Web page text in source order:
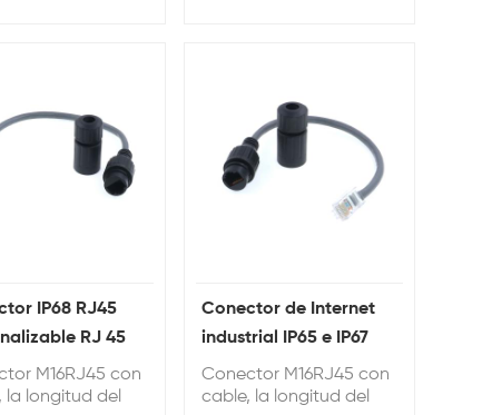
IP68 RJ45
RJ 45
M16RJ45 con
la longitud del
Conector de Internet
industrial IP65 e IP67
M16 de 8 pines
Conector M16RJ45 con
cable, la longitud del